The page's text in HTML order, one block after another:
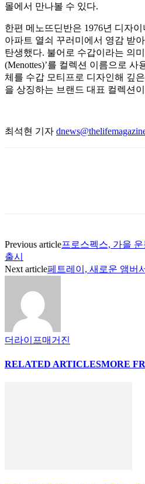
몰에서 만나볼 수 있다.
한편 메노뜨딘반은 1976년 디자이
아파트 열쇠 꾸러미에서 영감 받
탄생했다. 불어로 수갑이라는 의
(Menottes)’를 컬렉션 이름으로
체를 수갑 모티프로 디자인해 깊
을 상징하는 브랜드 대표 컬렉션
최석현 기자
Previous article프로스펙스, 가을
출시
Next article페트레이, 새로운 앰버
더라이프매거진
RELATED ARTICLESMORE